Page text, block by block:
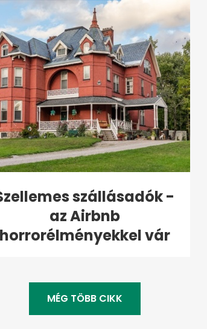
szállásadók -
az Airbnb
horrorélményekkel vár
MÉG TÖBB CIKK